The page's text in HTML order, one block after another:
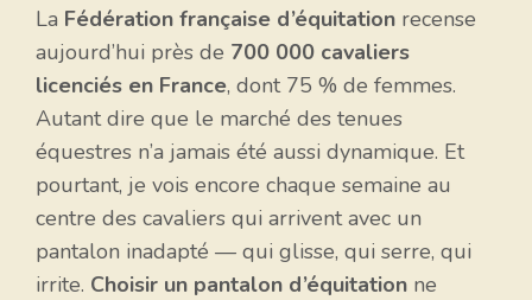
La Fédération française d’équitation recense
aujourd’hui près de 700 000 cavaliers
licenciés en France, dont 75 % de femmes.
Autant dire que le marché des tenues
équestres n’a jamais été aussi dynamique. Et
pourtant, je vois encore chaque semaine au
centre des cavaliers qui arrivent avec un
pantalon inadapté — qui glisse, qui serre, qui
irrite. Choisir un pantalon d’équitation ne